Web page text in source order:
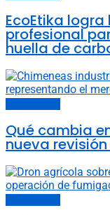
EcoEtika
profesional
huella de
Qué cambia
nueva